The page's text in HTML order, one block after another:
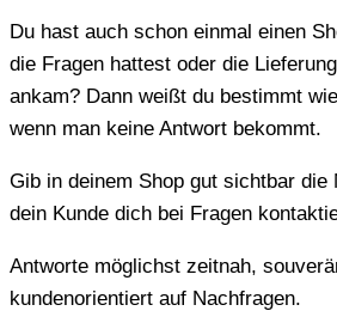
Du hast auch schon einmal einen
die Fragen hattest oder die
ankam? Dann weißt du bestimmt
wenn man keine Antwort bekommt.
Gib in deinem Shop gut sichtbar die
dein Kunde dich bei Fragen
Antworte möglichst zeitnah,
kundenorientiert auf Nachfragen.